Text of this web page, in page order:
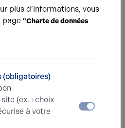
/
Eléments affichés non contractuels
plus d’informations, vous
page "Charte de données
(obligatoires)
(ex. : choix
à votre